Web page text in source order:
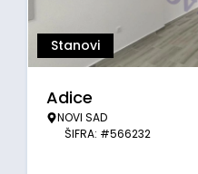
Stanovi
Adice
NOVI SAD
ŠIFRA: #566232